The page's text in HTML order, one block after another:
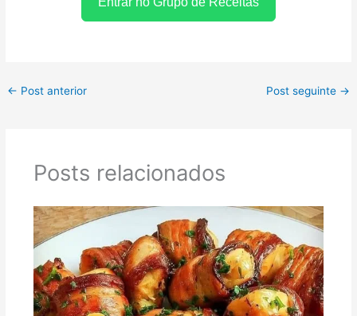
← Post anterior Post seguinte →
Posts relacionados